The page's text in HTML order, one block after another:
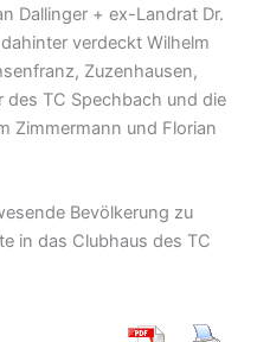
Dallinger + ex-Landrat Dr.
verdeckt Wilhelm
Zuzenhausen,
des TC Spechbach und die
Zimmermann und Florian
Bevölkerung zu
in das Clubhaus des TC